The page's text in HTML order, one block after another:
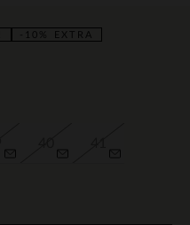
-10% EXTRA